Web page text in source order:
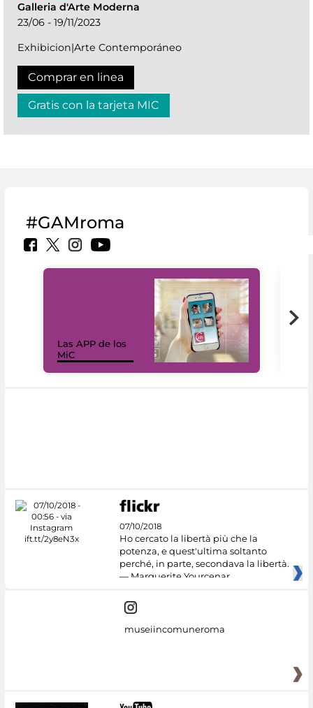
Galleria d'Arte Moderna
23/06 - 19/11/2023
Exhibicion|Arte Contemporáneo
Comprar en linea
Gratis con la tarjeta MIC
#GAMroma
Las APP de los
MiC
07/10/2018
Ho cercato la libertà più che la
potenza, e quest'ultima soltanto
perché, in parte, secondava la libertà.
— Marguerite Yourcenar
museiincomuneroma